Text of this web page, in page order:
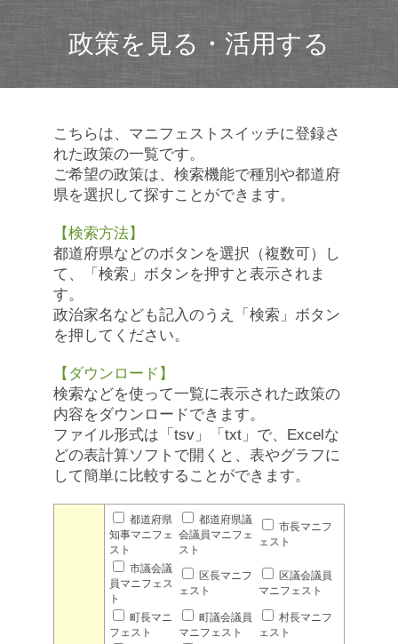
政策を見る・活用する
こちらは、マニフェストスイッチに登録さ
れた政策の一覧です。
ご希望の政策は、検索機能で種別や都道府
県を選択して探すことができます。
【検索方法】
都道府県などのボタンを選択（複数可）し
て、「検索」ボタンを押すと表示されま
す。
政治家名なども記入のうえ「検索」ボタン
を押してください。
【ダウンロード】
検索などを使って一覧に表示された政策の
内容をダウンロードできます。
ファイル形式は「tsv」「txt」で、Excelな
どの表計算ソフトで開くと、表やグラフに
して簡単に比較することができます。
都道府県
知事マニフェ
スト
都道府県議
会議員マニフェ
スト
市長マニフ
ェスト
市議会議
員マニフェス
ト
区長マニフ
ェスト
区議会議員
マニフェスト
町長マニ
フェスト
町議会議員
マニフェスト
村長マニフ
ェスト